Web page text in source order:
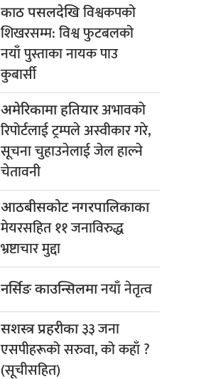
काठ पसलदेखिविश्वकपको
शिखरसम्म: विश्व फुटबलको
नयाँ पुस्ताका नायक पाउ
कुबार्सी
अमेरिकामा हतियारअभावको
रिपोर्टलाई ट्रम्पले अस्वीकार गरे,
सूचना चुहाउनेलाई जेल हाल्ने
चेतावनी
आठबीसकोट नगरपालिकाका
मेयरसहित ११ जनाविरुद्ध
भ्रष्टाचार मुद्दा
नर्सिङ काउन्सिलमानयाँ नेतृत्व
सशस्त्र प्रहरीका३३ जना
एसपीहरूको सरुवा, को कहाँ ?
(सूचीसहित)